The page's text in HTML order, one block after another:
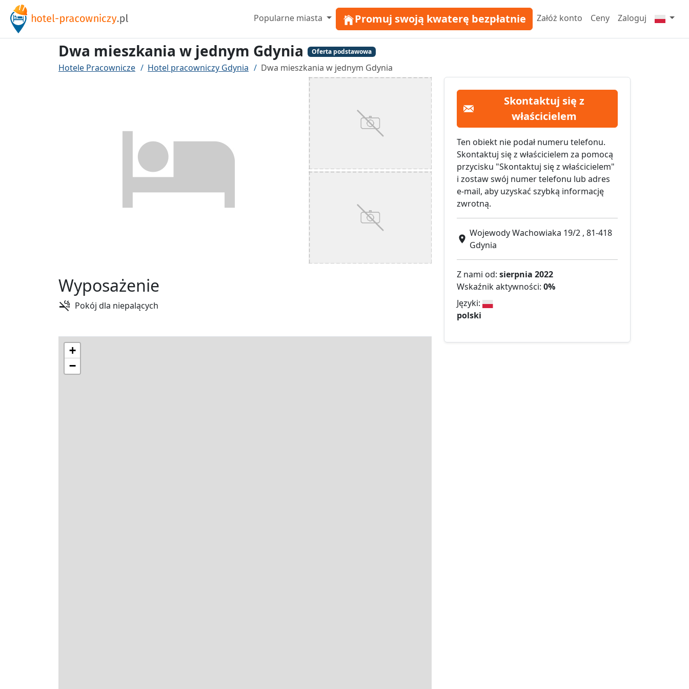
Popularne miasta Promuj swoją kwaterę bezpłatnie Załóż konto Ceny Zaloguj
Dwa mieszkania w jednym Gdynia Oferta podstawowa
Hotele Pracownicze Hotel pracowniczy Gdynia Dwa mieszkania w jednym Gdynia
Skontaktuj się z
właścicielem
Ten obiekt nie podał numeru telefonu.
Skontaktuj się z właścicielem za pomocą
przycisku "Skontaktuj się z właścicielem"
i zostaw swój numer telefonu lub adres
e-mail, aby uzyskać szybką informację
zwrotną.
Wojewody Wachowiaka 19/2 , 81-418
Gdynia
Z nami od: sierpnia 2022
Wskaźnik aktywności: 0%
Języki:
polski
Wyposażenie
Pokój dla niepalących
+
−